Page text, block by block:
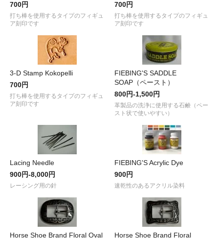
700円
打ち棒を使用するタイプのフィギュ
ア刻印です
700円
打ち棒を使用するタイプのフィギュ
ア刻印です
3-D Stamp Kokopelli
700円
打ち棒を使用するタイプのフィギュ
ア刻印です
FIEBING'S SADDLE
SOAP（ペースト）
800円-1,500円
革製品の洗浄に使用する石鹸（ペー
スト状で使いやすい）
Lacing Needle
900円-8,000円
レーシング用の針
FIEBING'S Acrylic Dye
900円
速乾性のあるアクリル染料
Horse Shoe Brand Floral Oval
Horse Shoe Brand Floral